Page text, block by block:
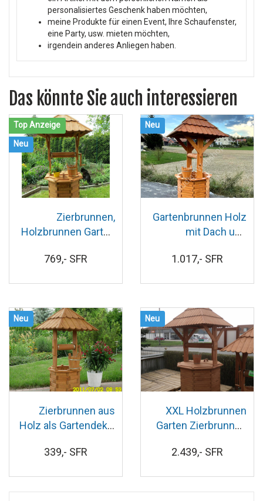
personalisiertes Geschenk haben möchten,
meine Produkte für einen Event, Ihre Schaufenster,
eine Party, usw. mieten möchten,
irgendein anderes Anliegen haben.
Das könnte Sie auch interessieren
Top Anzeige
Neu
Zierbrunnen,
Holzbrunnen Garten
cm hoch
769,- SFR
Neu
Gartenbrunnen Holz
mit Dach und
1.017,- SFR
Neu
Zierbrunnen aus
Holz als Gartendeko,
339,- SFR
Neu
XXL Holzbrunnen
Garten Zierbrunnen
272 cm hoch
2.439,- SFR